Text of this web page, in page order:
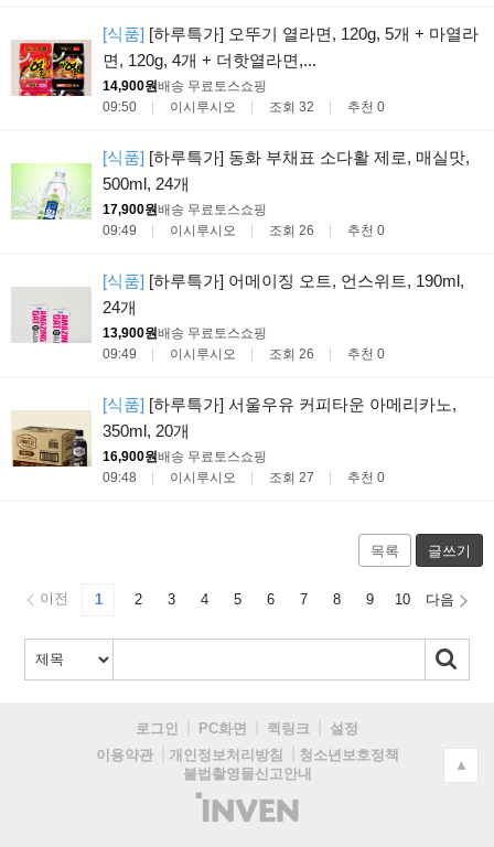
[식품] [하루특가] 오뚜기 열라면, 120g, 5개 + 마열라
면, 120g, 4개 + 더핫열라면,...
14,900원배송 무료토스쇼핑
09:50
이시루시오 조회 32 추천 0
[식품] [하루특가] 동화 부채표 소다활 제로, 매실맛,
500ml, 24개
17,900원배송 무료토스쇼핑
09:49
이시루시오 조회 26 추천 0
[식품] [하루특가] 어메이징 오트, 언스위트, 190ml,
24개
13,900원배송 무료토스쇼핑
09:49
이시루시오 조회 26 추천 0
[식품] [하루특가] 서울우유 커피타운 아메리카노,
350ml, 20개
16,900원배송 무료토스쇼핑
09:48
이시루시오 조회 27 추천 0
목록 글쓰기
이전 1 2 3 4 5 6 7 8 9 10 다음
로그인 PC화면 퀵링크
설정
이용약관
개인정보처리방침
청소년보호정책
불법촬영물신고안내
(주)
인
▲